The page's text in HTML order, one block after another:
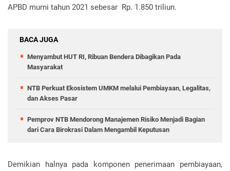
APBD murni tahun 2021 sebesar Rp. 1.850 triliun.
BACA JUGA
Menyambut HUT RI, Ribuan Bendera Dibagikan Pada
Masyarakat
NTB Perkuat Ekosistem UMKM melalui Pembiayaan, Legalitas,
dan Akses Pasar
Pemprov NTB Mendorong Manajemen Risiko Menjadi Bagian
dari Cara Birokrasi Dalam Mengambil Keputusan
Demikian halnya pada komponen penerimaan pembiayaan,